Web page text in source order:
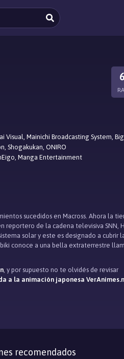
Visual, Mainichi Broadcasting System,
Shogakukan, ONIRO
Manga Entertainment
sucedidos en Macross. Ahora la
reportero de la cadena televisiva SNN,
solar y este es designado a cubrir
conoce a una bella extraterrestre
, y por supuesto no te olvidés de revisar
a la animación japonesa
recomendados